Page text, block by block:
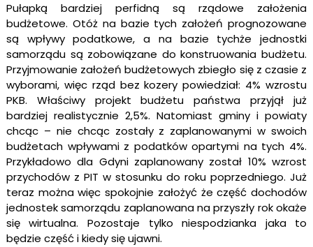
Pułapką bardziej perfidną są rządowe założenia
budżetowe. Otóż na bazie tych założeń prognozowane
są wpływy podatkowe, a na bazie tychże jednostki
samorządu są zobowiązane do konstruowania budżetu.
Przyjmowanie założeń budżetowych zbiegło się z czasie z
wyborami, więc rząd bez kozery powiedział: 4% wzrostu
PKB. Właściwy projekt budżetu państwa przyjął już
bardziej realistycznie 2,5%. Natomiast gminy i powiaty
chcąc – nie chcąc zostały z zaplanowanymi w swoich
budżetach wpływami z podatków opartymi na tych 4%.
Przykładowo dla Gdyni zaplanowany został 10% wzrost
przychodów z PIT w stosunku do roku poprzedniego. Już
teraz można więc spokojnie założyć że część dochodów
jednostek samorządu zaplanowana na przyszły rok okaże
się wirtualna. Pozostaje tylko niespodzianka jaka to
będzie część i kiedy się ujawni.